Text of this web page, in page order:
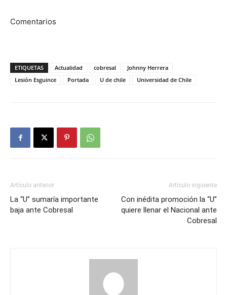
Comentarios
ETIQUETAS Actualidad cobresal
Johnny Herrera
Lesión Esguince
Portada U de chile Universidad de Chile
Artículo anterior
La “U” sumaría importante
baja ante Cobresal
Artículo siguiente
Con inédita promoción la “U”
quiere llenar el Nacional ante
Cobresal